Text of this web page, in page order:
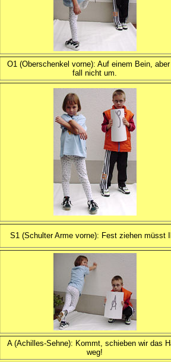
O1 (Oberschenkel vorne): Auf einem Bein,
fall nicht um.
S1 (Schulter Arme vorne): Fest ziehen müsst
A (Achilles-Sehne): Kommt, schieben wir das
weg!